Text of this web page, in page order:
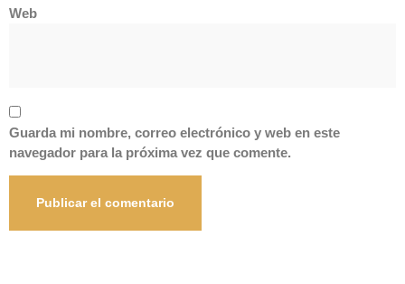
Web
Guarda mi nombre, correo electrónico y web en este
navegador para la próxima vez que comente.